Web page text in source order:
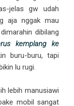
jelas gw udah
aja nggak mau
dibilang
kemplang ke
buru-buru, tapi
lu rugi.
lebih manusiawi
mobil sangat